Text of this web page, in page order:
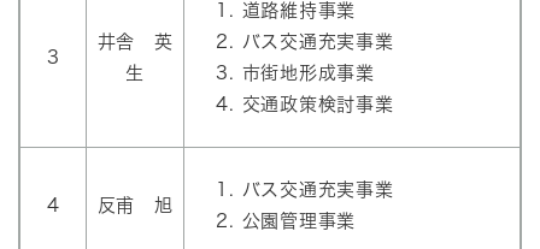
3
井舎 英
生
道路維持事業
バス交通充実事業
市街地形成事業
交通政策検討事業
4 反甫 旭
バス交通充実事業
公園管理事業